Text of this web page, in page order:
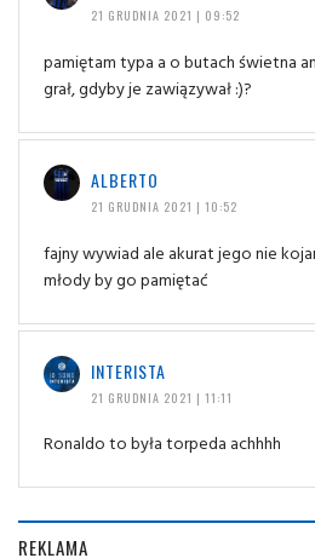
21 GRUDNIA 2021 | 09:52
pamiętam typa a o butach świetna
grał, gdyby je zawiązywał :)?
ALBERTO
21 GRUDNIA 2021 | 10:52
fajny wywiad ale akurat jego nie
młody by go pamiętać
INTERISTA
21 GRUDNIA 2021 | 11:11
Ronaldo to była torpeda achhhh
REKLAMA